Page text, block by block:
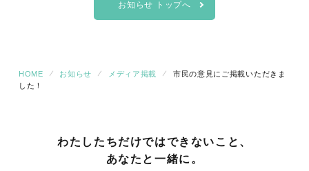
お知らせ トップへ
HOME お知らせ メディア掲載
市民の意見にご掲載いただきま
した！
わたしたちだけではできないこと、
あなたと一緒に。